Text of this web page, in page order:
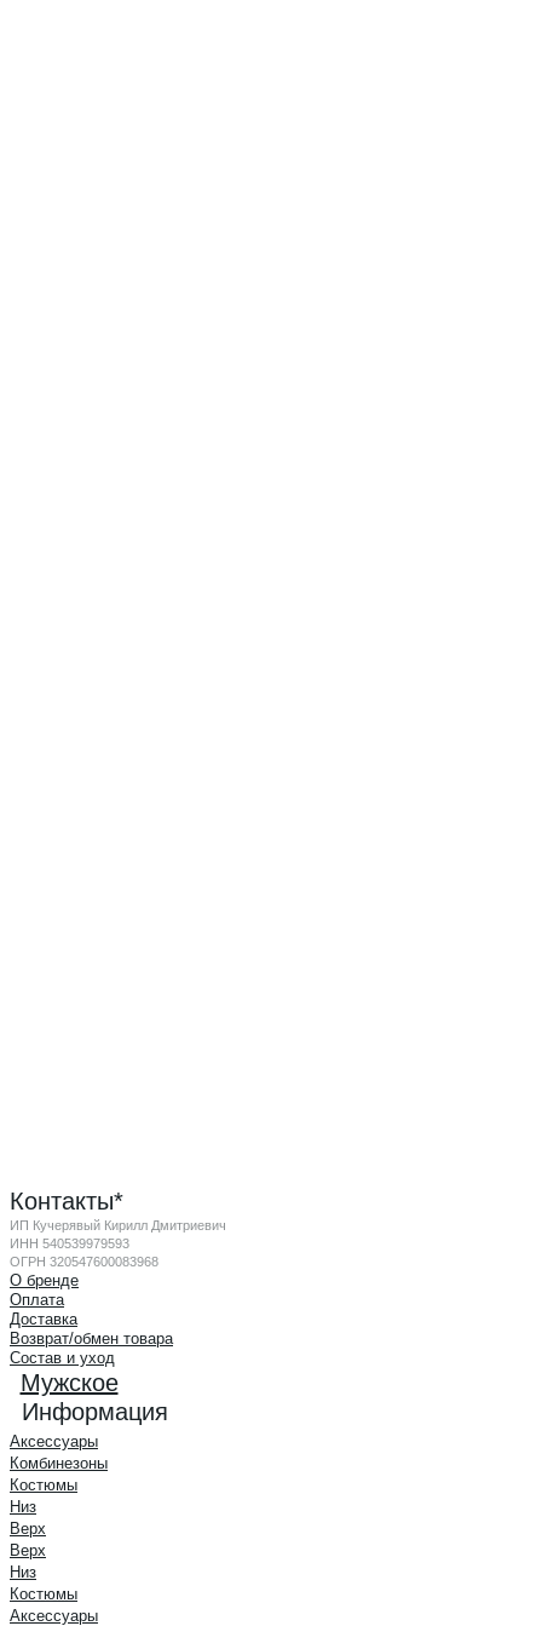
Контакты*
ИП Кучерявый Кирилл Дмитриевич
ИНН 540539979593
ОГРН 320547600083968
О бренде
Оплата
Доставка
Возврат/обмен товара
Состав и уход
Мужское
Информация
Аксессуары
Комбинезоны
Костюмы
Низ
Верх
Верх
Низ
Костюмы
Аксессуары